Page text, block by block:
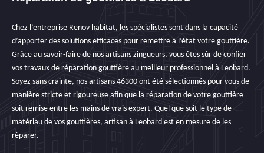
Chez l’entreprise Renov habitat, les spécialistes sont dans la capacité
d’apporter des solutions efficaces pour remettre à l’état votre gouttière.
Grâce au savoir-faire de nos artisans zingueurs, vous êtes sûr de confier
vos travaux de réparation gouttière au meilleur professionnel à Leobard.
Soyez sans crainte, nos artisans 46300 ont été sélectionnés pour vous de
manière stricte et rigoureuse afin que la réparation de votre gouttière
soit remise entre les mains de vrais expert. Quel que soit le type de
matériau de vos gouttières, artisan à Leobard est en mesure de les
réparer.